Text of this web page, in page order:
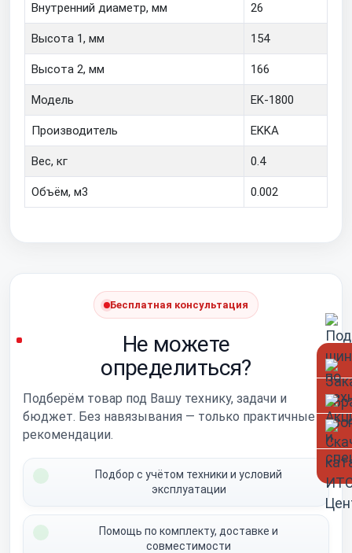
Внутренний диаметр, мм 26
Высота 1, мм 154
Высота 2, мм 166
Модель EK-1800
Производитель EKKA
Вес, кг 0.4
Объём, м3 0.002
Бесплатная консультация
Не можете
определиться?
Подберём товар под Вашу технику, задачи и
бюджет. Без навязывания — только практичные
рекомендации.
Подбор с учётом техники и условий
эксплуатации
Помощь по комплекту, доставке и
совместимости